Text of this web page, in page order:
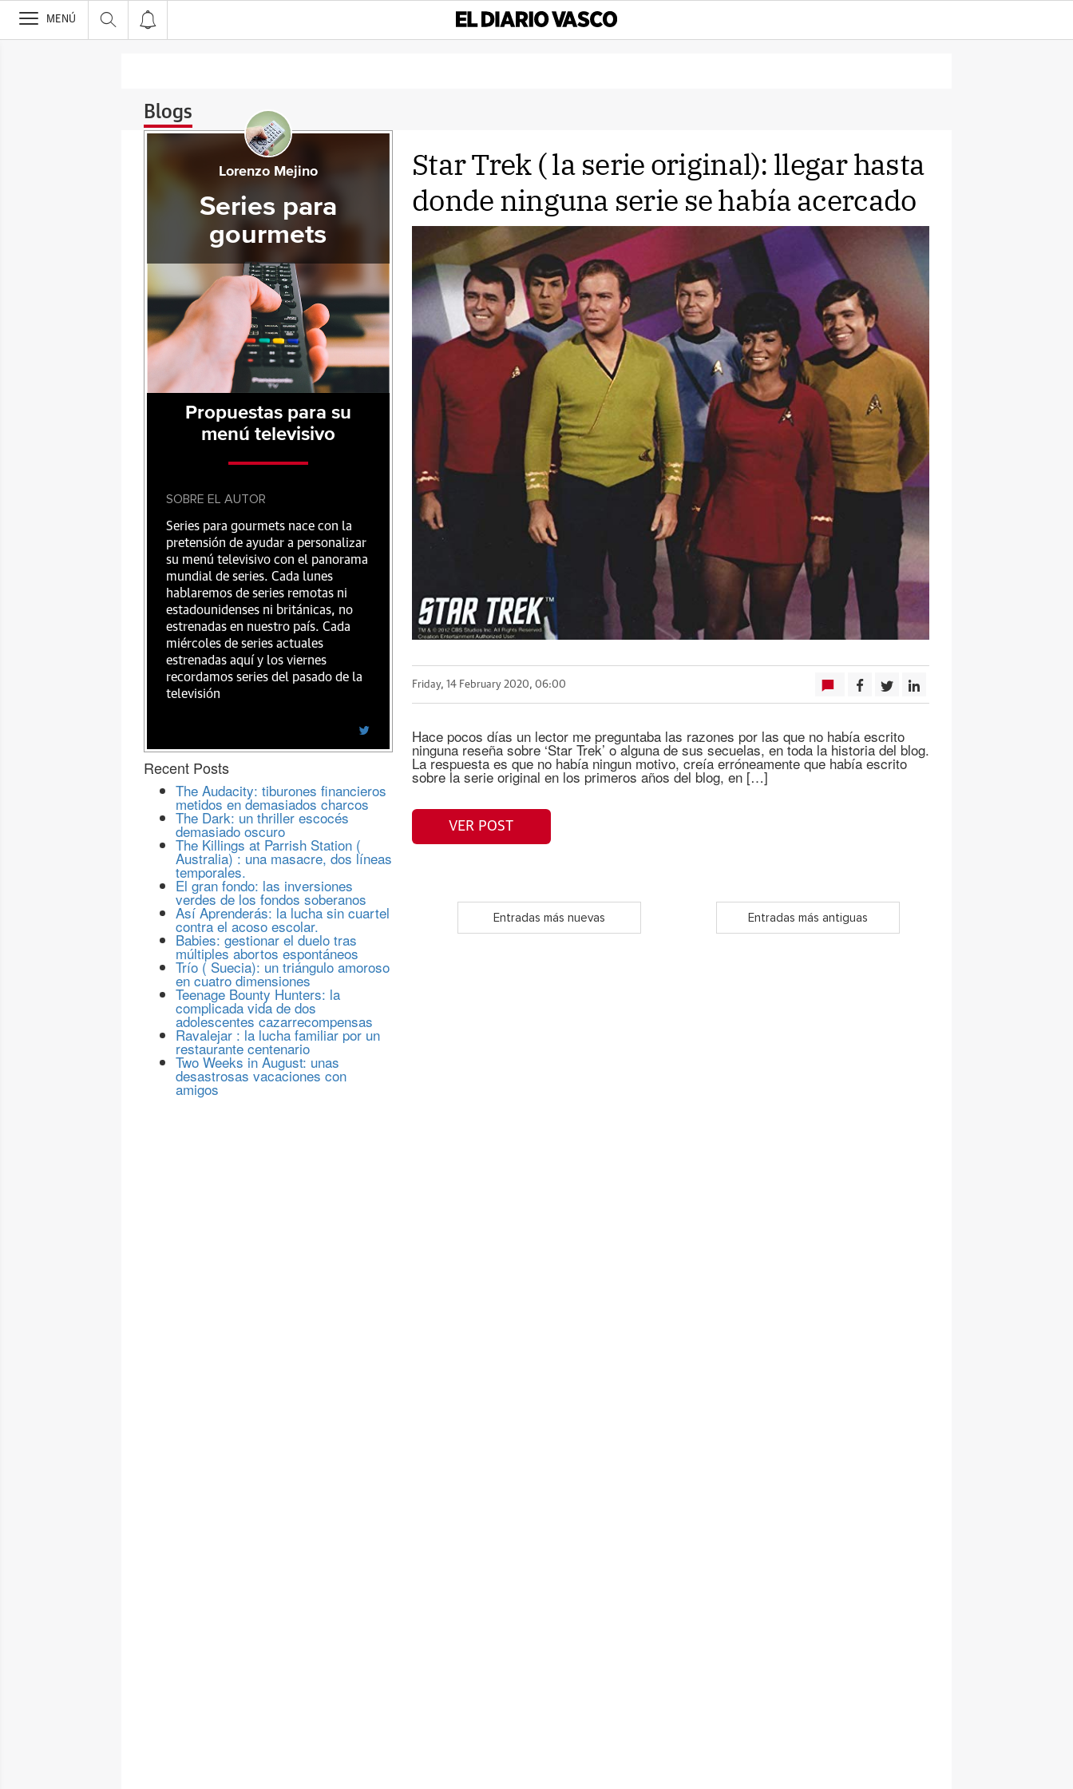
>
MENÚ
Blogs
Star Trek ( la serie original): llegar hasta
donde ninguna serie se había acercado
Friday, 14 February 2020, 06:00
Hace pocos días un lector me preguntaba las razones por las que no había escrito
ninguna reseña sobre ‘Star Trek’ o alguna de sus secuelas, en toda la historia del blog.
La respuesta es que no había ningun motivo, creía erróneamente que había escrito
sobre la serie original en los primeros años del blog, en […]
VER POST
Entradas más nuevas Entradas más antiguas
Lorenzo Mejino
Series para
gourmets
Propuestas para su
menú televisivo
SOBRE EL AUTOR
Series para gourmets nace con la
pretensión de ayudar a personalizar
su menú televisivo con el panorama
mundial de series. Cada lunes
hablaremos de series remotas ni
estadounidenses ni británicas, no
estrenadas en nuestro país. Cada
miércoles de series actuales
estrenadas aquí y los viernes
recordamos series del pasado de la
televisión
Recent Posts
The Audacity: tiburones financieros
metidos en demasiados charcos
The Dark: un thriller escocés
demasiado oscuro
The Killings at Parrish Station (
Australia) : una masacre, dos líneas
temporales.
El gran fondo: las inversiones
verdes de los fondos soberanos
Así Aprenderás: la lucha sin cuartel
contra el acoso escolar.
Babies: gestionar el duelo tras
múltiples abortos espontáneos
Trío ( Suecia): un triángulo amoroso
en cuatro dimensiones
Teenage Bounty Hunters: la
complicada vida de dos
adolescentes cazarrecompensas
Ravalejar : la lucha familiar por un
restaurante centenario
Two Weeks in August: unas
desastrosas vacaciones con
amigos